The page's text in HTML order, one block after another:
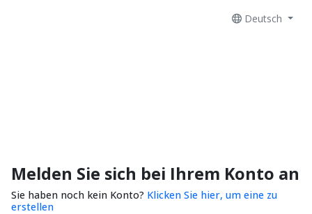
Deutsch
Melden Sie sich bei Ihrem Konto an
Sie haben noch kein Konto? Klicken Sie hier, um eine zu
erstellen